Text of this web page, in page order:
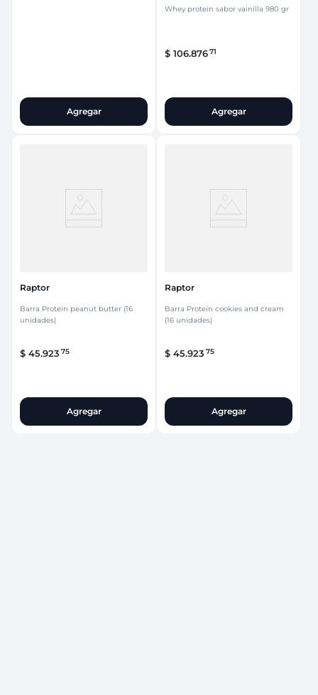
Agregar
Whey protein sabor vainilla 980 gr
$ 106.87671
Agregar
Raptor
Barra Protein peanut butter (16
unidades)
$ 45.923 75
Agregar
Raptor
Barra Protein cookies and cream
(16 unidades)
$ 45.923 75
Agregar